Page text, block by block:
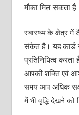
मौका मिल सकता है।
स्‍वास्‍थ्‍य के क्षेत्र में
संकेत है। यह कार्ड
प्रतिनिधित्‍व
आपकी शक्‍ति एवं
समय आप अधिक
में भी वृद्धि देखने को